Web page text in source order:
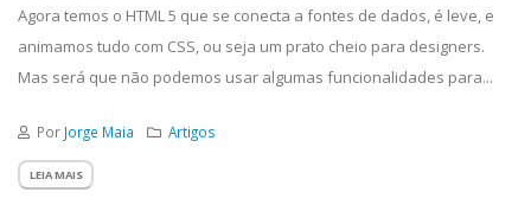
Agora temos o HTML 5 que se conecta a fontes de dados, é leve, e
animamos tudo com CSS, ou seja um prato cheio para designers.
Mas será que não podemos usar algumas funcionalidades para...
Por Jorge Maia Artigos
LEIA MAIS